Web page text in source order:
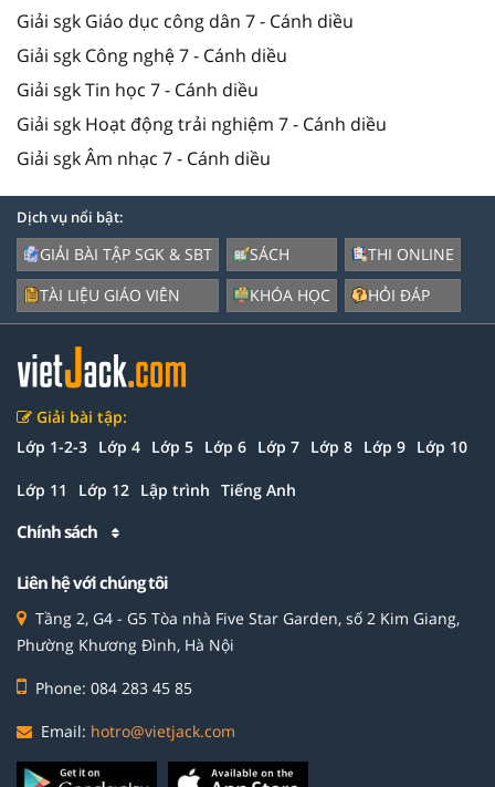
Giải sgk Giáo dục công dân 7 - Cánh diều
Giải sgk Công nghệ 7 - Cánh diều
Giải sgk Tin học 7 - Cánh diều
Giải sgk Hoạt động trải nghiệm 7 - Cánh diều
Giải sgk Âm nhạc 7 - Cánh diều
Dịch vụ nổi bật:
GIẢI BÀI TẬP SGK & SBT
TÀI LIỆU GIÁO VIÊN
SÁCH
KHÓA HỌC
THI ONLINE
HỎI ĐÁP
Giải bài tập:
Lớp 1-2-3 Lớp 4 Lớp 5 Lớp 6 Lớp 7 Lớp 8 Lớp 9 Lớp 10
Lớp 11 Lớp 12 Lập trình Tiếng Anh
Chính sách
Liên hệ với chúng tôi
Tầng 2, G4 - G5 Tòa nhà Five Star Garden, số 2 Kim Giang,
Phường Khương Đình, Hà Nội
Phone: 084 283 45 85
Email: hotro@vietjack.com